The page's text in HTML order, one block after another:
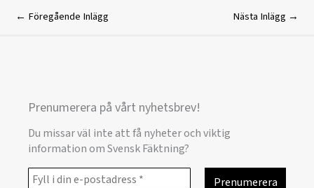
← Föregående Inlägg Nästa Inlägg →
Prenumerera på vårt nyhetsbrev!
Du missar väl inte att få nyheter och viktig
information om Svensk Fäktning?